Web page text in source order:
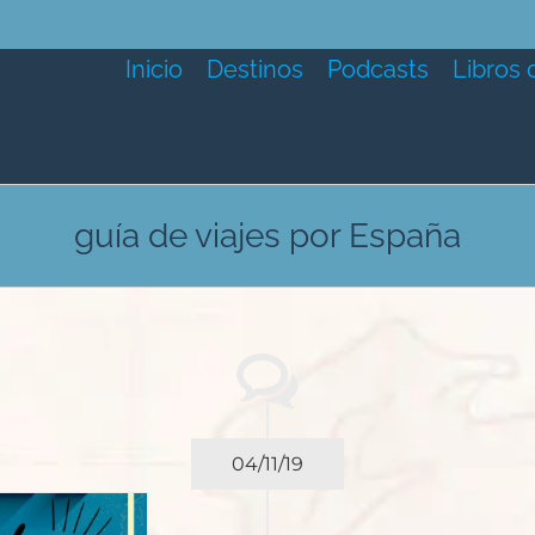
Inicio Destinos Podcasts Libros
guía de viajes por España
04/11/19